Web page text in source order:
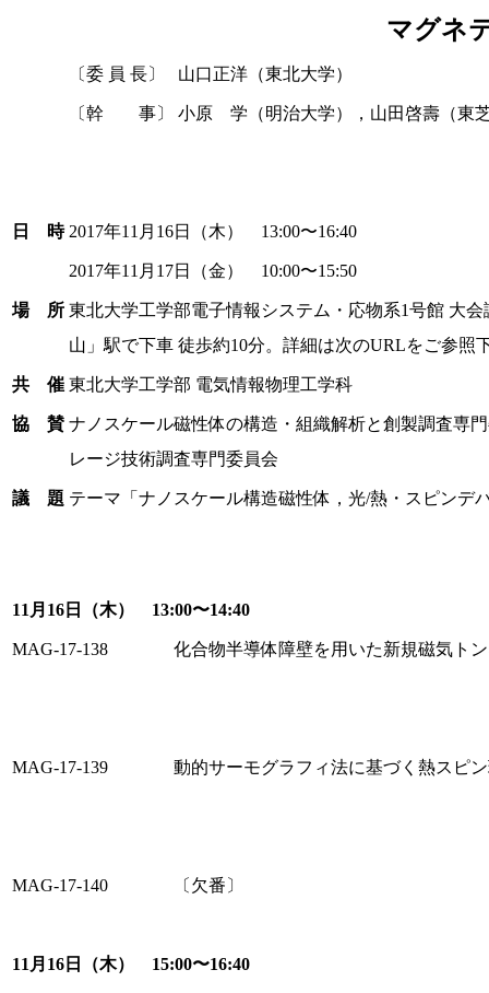
マグネ
〔委 員 長〕 山口正洋（東北大学）
〔幹 事〕 小原 学（明治大学），山田啓壽（東
日 時 2017年11月16日（木） 13:00〜16:40
2017年11月17日（金） 10:00〜15:50
場 所 東北大学工学部電子情報システム・応物系1号館 大
山」駅で下車 徒歩約10分。詳細は次のURLをご参照下
共 催 東北大学工学部 電気情報物理工学科
協 賛 ナノスケール磁性体の構造・組織解析と創製調査専
レージ技術調査専門委員会
議 題 テーマ「ナノスケール構造磁性体，光/熱・スピンデ
11月16日（木） 13:00〜14:40
MAG-17-138 化合物半導体障壁を用いた新規磁気ト
MAG-17-139 動的サーモグラフィ法に基づく熱スピ
MAG-17-140 〔欠番〕
11月16日（木） 15:00〜16:40